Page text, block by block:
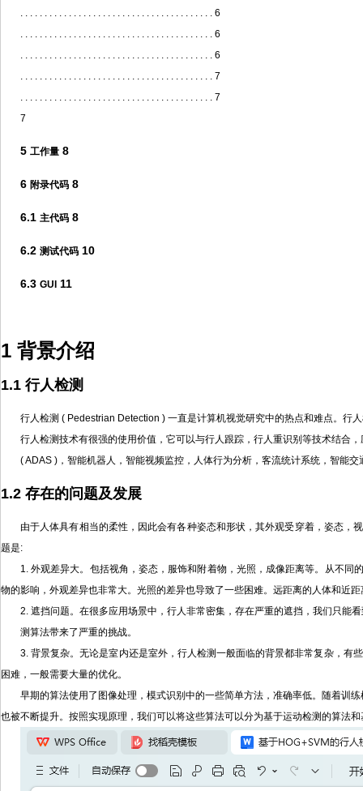
. . . . . . . . . . . . . . . . . . . . . . . . . . . . . . . . . . . . . . . . 6
. . . . . . . . . . . . . . . . . . . . . . . . . . . . . . . . . . . . . . . . 6
. . . . . . . . . . . . . . . . . . . . . . . . . . . . . . . . . . . . . . . . 6
. . . . . . . . . . . . . . . . . . . . . . . . . . . . . . . . . . . . . . . . 7
. . . . . . . . . . . . . . . . . . . . . . . . . . . . . . . . . . . . . . . . 7
7
5 工作量 8
6 附录代码 8
6.1 主代码 8
6.2 测试代码 10
6.3 GUI 11
1 背景介绍
1.1 行人检测
行人检测 ( Pedestrian Detection ) 一直是计算机视觉研究中的热点和难点。行
行人检测技术有很强的使用价值，它可以与行人跟踪，行人重识别等技术结合
( ADAS )，智能机器人，智能视频监控，人体行为分析，客流统计系统，智能交
1.2 存在的问题及发展
由于人体具有相当的柔性，因此会有各种姿态和形状，其外观受穿着，姿态
题是:
1. 外观差异大。包括视角，姿态，服饰和附着物，光照，成像距离等。从不
物的影响，外观差异也非常大。光照的差异也导致了一些困难。远距离的人体和近
2. 遮挡问题。在很多应用场景中，行人非常密集，存在严重的遮挡，我们只能
测算法带来了严重的挑战。
3. 背景复杂。无论是室内还是室外，行人检测一般面临的背景都非常复杂，有
困难，一般需要大量的优化。
早期的算法使用了图像处理，模式识别中的一些简单方法，准确率低。随着训
也被不断提升。按照实现原理，我们可以将这些算法可以分为基于运动检测的算法